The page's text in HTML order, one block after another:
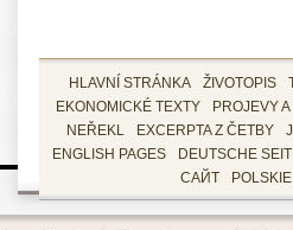
HLAVNÍ STRÁNKA ŽIVOTOPIS
EKONOMICKÉ TEXTY
PROJEVY
NEŘEKL
EXCERPTA Z ČETBY
ENGLISH PAGES
DEUTSCHE
САЙТ